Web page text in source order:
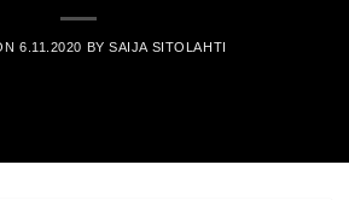
6.11.2020 BYSAIJA SITOLAHTI